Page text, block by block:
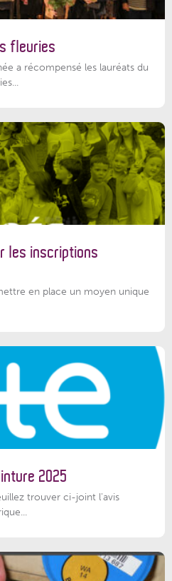
fleuries
a récompensé les lauréats du
les inscriptions
en place un moyen unique
2025
trouver ci-joint l'avis